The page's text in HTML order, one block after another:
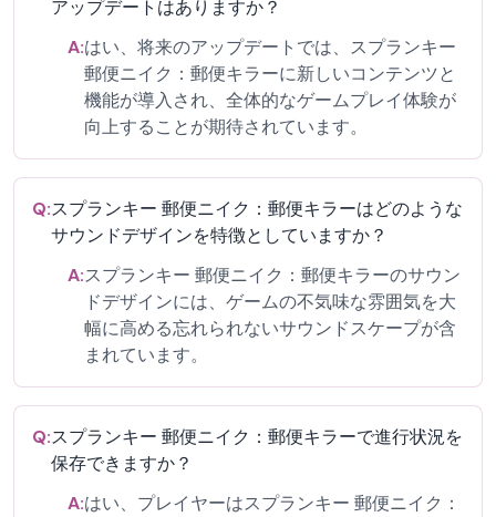
アップデートはありますか？
A:はい、将来のアップデートでは、スプランキー
郵便ニイク：郵便キラーに新しいコンテンツと
機能が導入され、全体的なゲームプレイ体験が
向上することが期待されています。
Q:スプランキー 郵便ニイク：郵便キラーはどのような
サウンドデザインを特徴としていますか？
A:スプランキー 郵便ニイク：郵便キラーのサウン
ドデザインには、ゲームの不気味な雰囲気を大
幅に高める忘れられないサウンドスケープが含
まれています。
Q:スプランキー 郵便ニイク：郵便キラーで進行状況を
保存できますか？
A:はい、プレイヤーはスプランキー 郵便ニイク：